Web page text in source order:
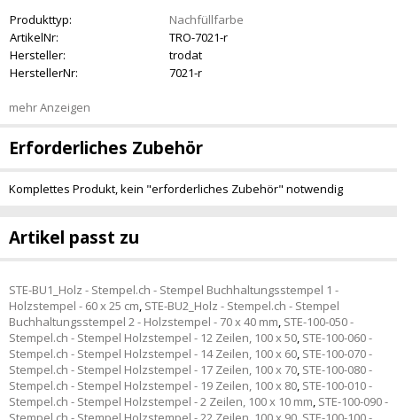
Produkttyp:
Nachfüllfarbe
ArtikelNr:
TRO-7021-r
Hersteller:
trodat
HerstellerNr:
7021-r
mehr Anzeigen
Erforderliches Zubehör
Komplettes Produkt, kein "erforderliches Zubehör" notwendig
Artikel passt zu
STE-BU1_Holz - Stempel.ch - Stempel Buchhaltungsstempel 1 -
Holzstempel - 60 x 25 cm, STE-BU2_Holz - Stempel.ch - Stempel
Buchhaltungsstempel 2 - Holzstempel - 70 x 40 mm, STE-100-050 -
Stempel.ch - Stempel Holzstempel - 12 Zeilen, 100 x 50, STE-100-060 -
Stempel.ch - Stempel Holzstempel - 14 Zeilen, 100 x 60, STE-100-070 -
Stempel.ch - Stempel Holzstempel - 17 Zeilen, 100 x 70, STE-100-080 -
Stempel.ch - Stempel Holzstempel - 19 Zeilen, 100 x 80, STE-100-010 -
Stempel.ch - Stempel Holzstempel - 2 Zeilen, 100 x 10 mm, STE-100-090 -